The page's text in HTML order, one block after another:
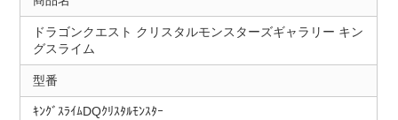
ドラゴンクエスト クリスタルモンスターズギャラリー キン
グスライム
型番
ｷﾝｸﾞｽﾗｲﾑDQｸﾘｽﾀﾙﾓﾝｽﾀｰ